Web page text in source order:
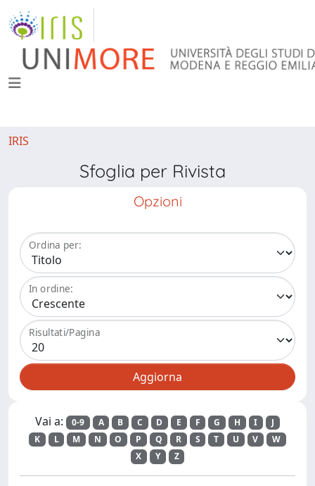
IRIS
Sfoglia per Rivista
Opzioni
Ordina per:
In ordine:
Risultati/Pagina
Vai a: 0-9 A B C D E F G H I
J
K
L M N O P Q R S T U V
W
X
Y Z